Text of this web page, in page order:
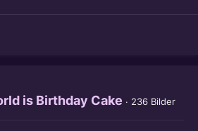
is Birthday Cake · 236 Bilder